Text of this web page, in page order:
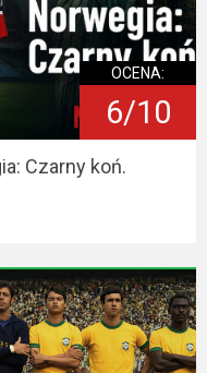
OCENA:
6/10
Czarny koń.